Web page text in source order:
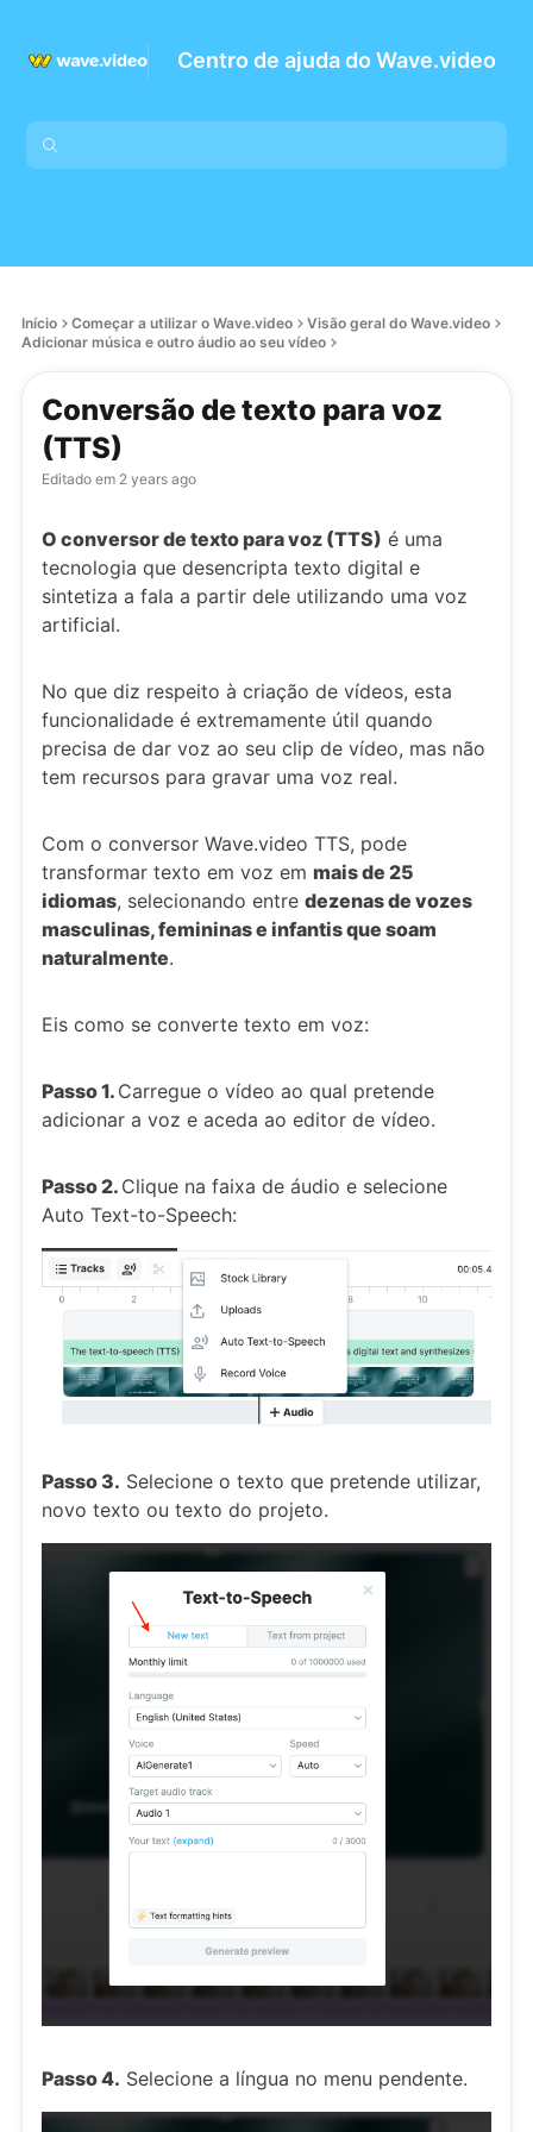
Centro de ajuda do Wave.video
Início Começar a utilizar o Wave.video
Visão geral do Wave.video
Adicionar música e outro áudio ao seu vídeo
Conversão de texto para voz
(TTS)
Editado em 2 years ago
O conversor de texto para voz (TTS) é uma
tecnologia que desencripta texto digital e
sintetiza a fala a partir dele utilizando uma voz
artificial.
No que diz respeito à criação de vídeos, esta
funcionalidade é extremamente útil quando
precisa de dar voz ao seu clip de vídeo, mas não
tem recursos para gravar uma voz real.
Com o conversor Wave.video TTS, pode
transformar texto em voz em mais de 25
idiomas, selecionando entre dezenas de vozes
masculinas, femininas e infantis que soam
naturalmente.
Eis como se converte texto em voz:
Passo 1. Carregue o vídeo ao qual pretende
adicionar a voz e aceda ao editor de vídeo.
Passo 2. Clique na faixa de áudio e selecione
Auto Text-to-Speech:
Passo 3. Selecione o texto que pretende utilizar,
novo texto ou texto do projeto.
Passo 4. Selecione a língua no menu pendente.